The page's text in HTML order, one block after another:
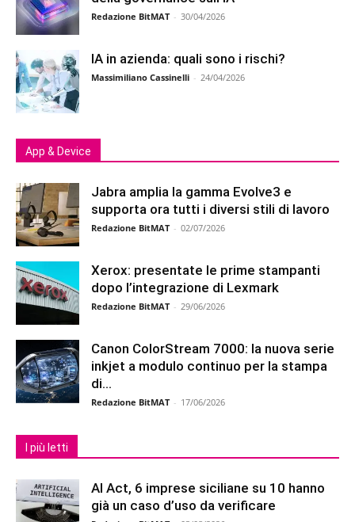
Redazione BitMAT - 30/04/2026
IA in azienda: quali sono i rischi?
Massimiliano Cassinelli - 24/04/2026
App & Device
Jabra amplia la gamma Evolve3 e
supporta ora tutti i diversi stili di lavoro
Redazione BitMAT - 02/07/2026
Xerox: presentate le prime stampanti
dopo l’integrazione di Lexmark
Redazione BitMAT - 29/06/2026
Canon ColorStream 7000: la nuova serie
inkjet a modulo continuo per la stampa
di...
Redazione BitMAT - 17/06/2026
I più letti
AI Act, 6 imprese siciliane su 10 hanno
già un caso d’uso da verificare